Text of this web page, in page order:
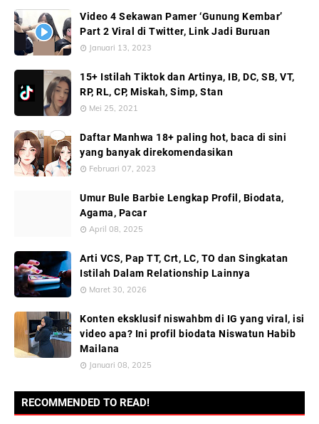
Video 4 Sekawan Pamer ‘Gunung Kembar’
Part 2 Viral di Twitter, Link Jadi Buruan
Januari 13, 2023
15+ Istilah Tiktok dan Artinya, IB, DC, SB, VT,
RP, RL, CP, Miskah, Simp, Stan
Mei 25, 2021
Daftar Manhwa 18+ paling hot, baca di sini
yang banyak direkomendasikan
Februari 07, 2023
Umur Bule Barbie Lengkap Profil, Biodata,
Agama, Pacar
April 08, 2025
Arti VCS, Pap TT, Crt, LC, TO dan Singkatan
Istilah Dalam Relationship Lainnya
Maret 30, 2026
Konten eksklusif niswahbm di IG yang viral, isi
video apa? Ini profil biodata Niswatun Habib
Mailana
Januari 08, 2025
RECOMMENDED TO READ!